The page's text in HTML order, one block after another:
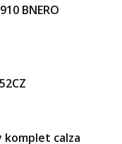
BNERO
calza